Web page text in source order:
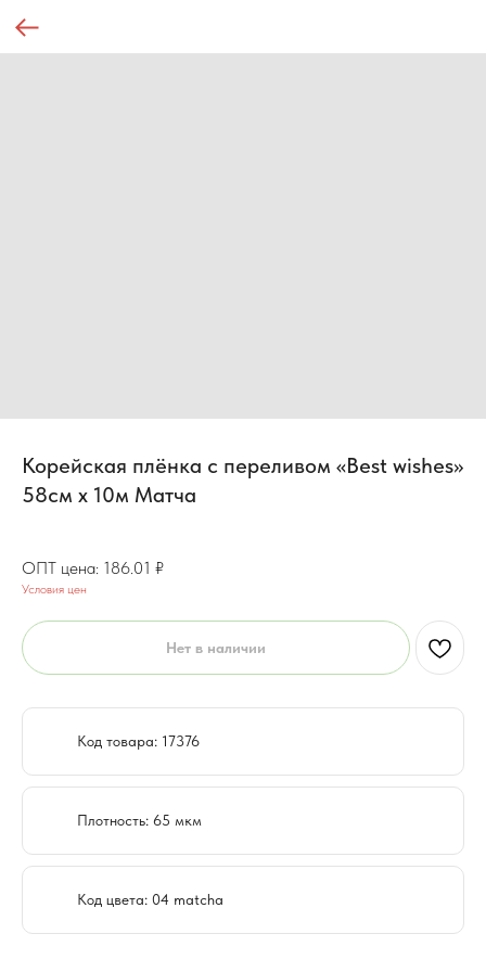
Корейская плёнка с переливом «Best wishes»
58см x 10м Матча
186.01 ₽
Условия цен
Нет в наличии
Код товара: 17376
Плотность: 65 мкм
Код цвета: 04 matcha